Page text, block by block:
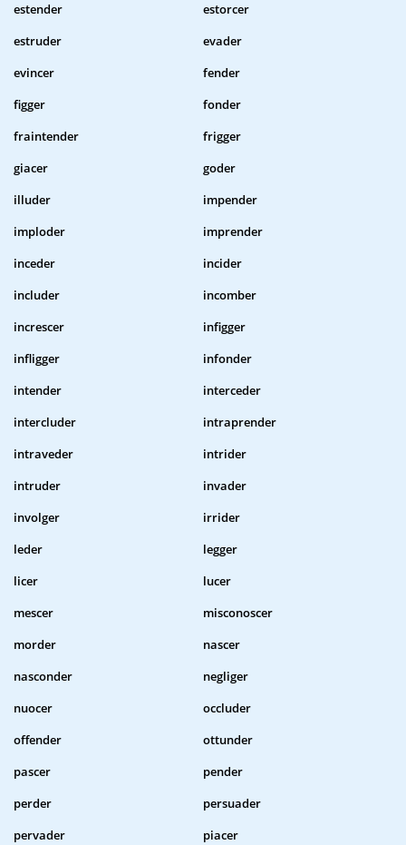
estender
estorcer
estruder
evader
evincer
fender
figger
fonder
fraintender
frigger
giacer
goder
illuder
impender
imploder
imprender
inceder
incider
includer
incomber
increscer
infigger
infligger
infonder
intender
interceder
intercluder
intraprender
intraveder
intrider
intruder
invader
involger
irrider
leder
legger
licer
lucer
mescer
misconoscer
morder
nascer
nasconder
negliger
nuocer
occluder
offender
ottunder
pascer
pender
perder
persuader
pervader
piacer